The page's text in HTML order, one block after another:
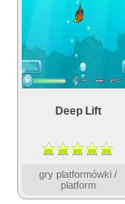
Deep Lift
gry platformówki /
platform